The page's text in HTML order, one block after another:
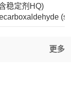
稳定剂HQ)
更多